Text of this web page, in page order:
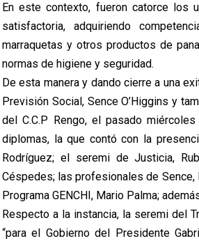
En este contexto, fueron catorce los
satisfactoria, adquiriendo
marraquetas y otros productos de
normas de higiene y seguridad.
De esta manera y dando cierre a una
Previsión Social, Sence O’Higgins y
del C.C.P Rengo, el pasado
diplomas, la que contó con la
Rodríguez; el seremi de Justicia,
Céspedes; las profesionales de Sence,
Programa GENCHI, Mario Palma;
Respecto a la instancia, la seremi del
“para el Gobierno del Presidente